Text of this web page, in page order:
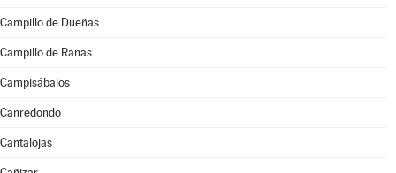
Campillo de Dueñas
Campillo de Ranas
Campisábalos
Canredondo
Cantalojas